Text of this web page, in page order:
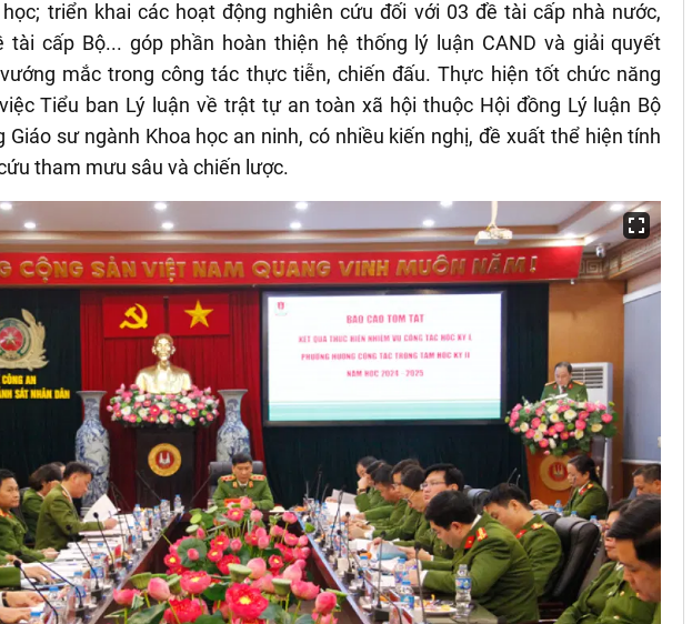
triển khai các hoạt động nghiên cứu đối với 03 đề tài cấp nhà nước,
tài cấp Bộ... góp phần hoàn thiện hệ thống lý luận CAND và giải quyết
mắc trong công tác thực tiễn, chiến đấu. Thực hiện tốt chức năng
Tiểu ban Lý luận về trật tự an toàn xã hội thuộc Hội đồng Lý luận Bộ
Giáo sư ngành Khoa học an ninh, có nhiều kiến nghị, đề xuất thể hiện tính
tham mưu sâu và chiến lược.